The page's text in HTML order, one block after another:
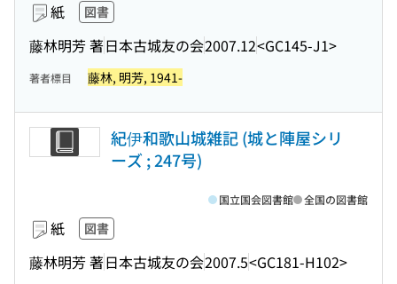
紙 図書
藤林明芳 著日本古城友の会2007.12<GC145-J1>
著者標目 藤林, 明芳, 1941-
紀伊和歌山城雑記 (城と陣屋シリ
ーズ ; 247号)
紙 図書
藤林明芳 著日本古城友の会2007.5<GC181-H102>
国立国会図書館 全国の図書館